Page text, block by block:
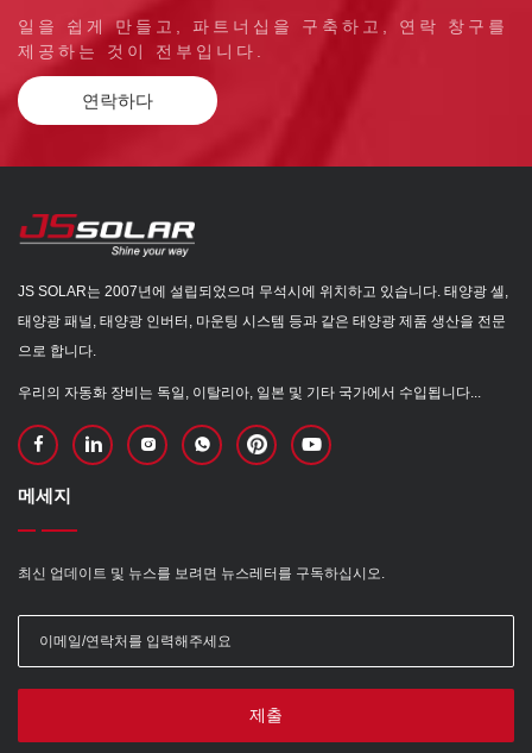
일을 쉽게 만들고, 파트너십을 구축하고, 연락 창구를
제공하는 것이 전부입니다.
연락하다
JS SOLAR는 2007년에 설립되었으며 무석시에 위치하고 있습니다. 태양광 셀,
태양광 패널, 태양광 인버터, 마운팅 시스템 등과 같은 태양광 제품 생산을 전문
으로 합니다.
우리의 자동화 장비는 독일, 이탈리아, 일본 및 기타 국가에서 수입됩니다...
메세지
최신 업데이트 및 뉴스를 보려면 뉴스레터를 구독하십시오.
제출